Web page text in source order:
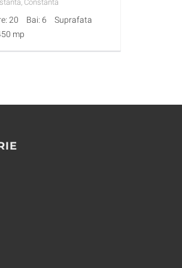
, Constanta
20 Bai: 6
Suprafata
mp